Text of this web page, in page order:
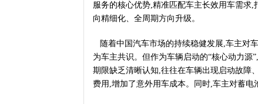
服务的核心优势,精准匹配车主长效用车需求
向精细化、全周期方向升级。
随着中国汽车市场的持续稳健发展,车主对
为车主共识。但作为车辆启动的“核心动力
期限缺乏清晰认知,往往在车辆出现启动故障
费用,增加了意外用车成本。同时,车主对蓄电